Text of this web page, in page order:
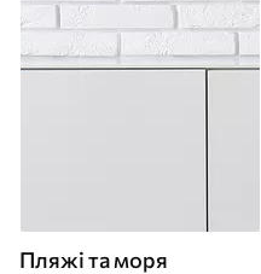
Пляжі та моря